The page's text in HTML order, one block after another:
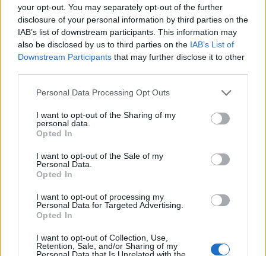
your opt-out. You may separately opt-out of the further
disclosure of your personal information by third parties on the
IAB’s list of downstream participants. This information may
also be disclosed by us to third parties on the IAB’s List of
Downstream Participants that may further disclose it to other
Please note that this website/app uses one or more Google
not limited to your visit or usage behaviour. You may click to
grant or deny consent to Google and its third-party tags to
use your data for below specified purposes in below Google
consent section.
Personal Data Processing Opt Outs
I want to opt-out of the Sharing of my
personal data.
Opted In
I want to opt-out of the Sale of my
Personal Data.
Opted In
I want to opt-out of processing my
Personal Data for Targeted Advertising.
Opted In
I want to opt-out of Collection, Use,
Retention, Sale, and/or Sharing of my
Personal Data that Is Unrelated with the
Stor størrelse(3,072 x 2,048)
AVIF(198 KB)
WebP (479 KB)
AVIF(305 KB)
WebP (775 KB)
JPEG(2.2 MB)
AVIF(440 KB)
JPEG(3.4 MB)